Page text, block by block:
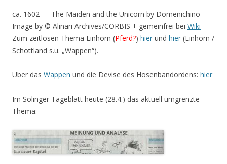
ca. 1602 — The Maiden and the Unicorn by Domenichino –
Image by © Alinari Archives/CORBIS + gemeinfrei bei Wiki
Zum zeitlosen Thema Einhorn (Pferd?) hier und hier (Einhorn /
Schottland s.u. „Wappen“).
Über das Wappen und die Devise des Hosenbandordens: hier
Im Solinger Tageblatt heute (28.4.) das aktuell umgrenzte
Thema: